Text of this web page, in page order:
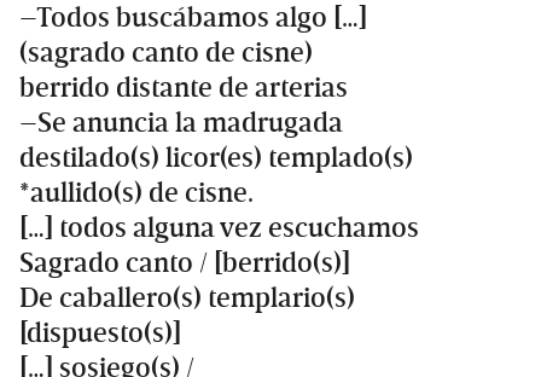
–Todos buscábamos algo […]
(sagrado canto de cisne)
berrido distante de arterias
–Se anuncia la madrugada
destilado(s) licor(es) templado(s)
*aullido(s) de cisne.
[…] todos alguna vez escuchamos
Sagrado canto / [berrido(s)]
De caballero(s) templario(s)
[dispuesto(s)]
[…] sosiego(s) /